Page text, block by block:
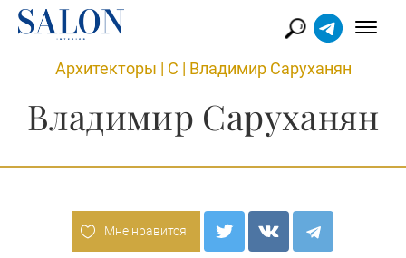
Архитекторы | С | Владимир Саруханян
Владимир Саруханян
Мне нравится